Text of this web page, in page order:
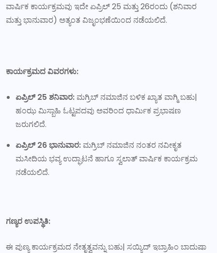
ವಾರ್ಷಿಕ ಕಾರ್ಯಕ್ರಮವು ಇದೇ ಏಪ್ರಿಲ್ 25 ಮತ್ತು 26ರಂದು (ಶನಿವಾರ
ಮತ್ತು ಭಾನುವಾರ) ಅತ್ಯಂತ ವಿಜೃಂಭಣೆಯಿಂದ ನಡೆಯಲಿದೆ.
ಕಾರ್ಯಕ್ರಮದ ವಿವರಗಳು:
ಏಪ್ರಿಲ್ 25 ಶನಿವಾರ: ಮಗ್ರಿಬ್ ನಮಾಜಿನ ಬಳಿಕ ಖ್ಯಾತ ವಾಗ್ಮಿ ಬಹು|
ಹಂಝ ಮಿಸ್ಬಾಹಿ ಓಟ್ಟಪದವು ಅವರಿಂದ ಧಾರ್ಮಿಕ ಪ್ರಭಾಷಣ
ಜರುಗಲಿದೆ.
ಏಪ್ರಿಲ್ 26 ಭಾನುವಾರ: ಮಗ್ರಿಬ್ ನಮಾಜಿನ ನಂತರ ನವೀಕೃತ
ಮಸೀದಿಯ ಭವ್ಯ ಉದ್ಘಾಟನೆ ಹಾಗೂ ಸ್ವಲಾತ್ ವಾರ್ಷಿಕ ಕಾರ್ಯಕ್ರಮ
ನಡೆಯಲಿದೆ.
ಗಣ್ಯರ ಉಪಸ್ಥಿತಿ:
ಈ ಪುಣ್ಯ ಕಾರ್ಯಕ್ರಮದ ನೇತೃತ್ವವನ್ನು ಬಹು| ಸಯ್ಯಿದ್ ಇಬ್ರಾಹಿಂ ಬಾದುಷಾ